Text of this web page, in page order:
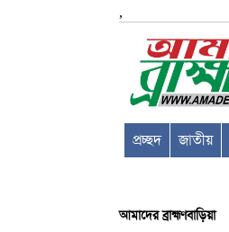
,
প্রচ্ছদ জাতীয়
আমাদের ব্রাহ্মণবাড়িয়া